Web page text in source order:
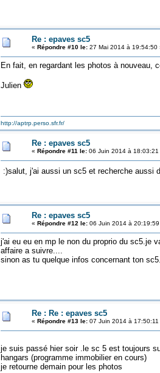
Re : epaves sc5
« Répondre #10 le:27 Mai 2014 à 19:54:50
En fait, en regardant les photos à nouveau,
Julien
http://aptrp.perso.sfr.fr/
Re : epaves sc5
« Répondre #11 le:06 Juin 2014 à 18:03:21
:)salut, j'ai aussi un sc5 et recherche
Re : epaves sc5
« Répondre #12 le:06 Juin 2014 à 20:19:59
j'ai eu eu en mp le non du proprio du sc5.je
affaire a suivre....
sinon as tu quelque infos concernant ton
Re : Re : epaves sc5
« Répondre #13 le:07 Juin 2014 à 17:50:11
je suis passé hier soir .le sc 5 est toujours
hangars (programme immobilier en cours)
je retourne demain pour les photos